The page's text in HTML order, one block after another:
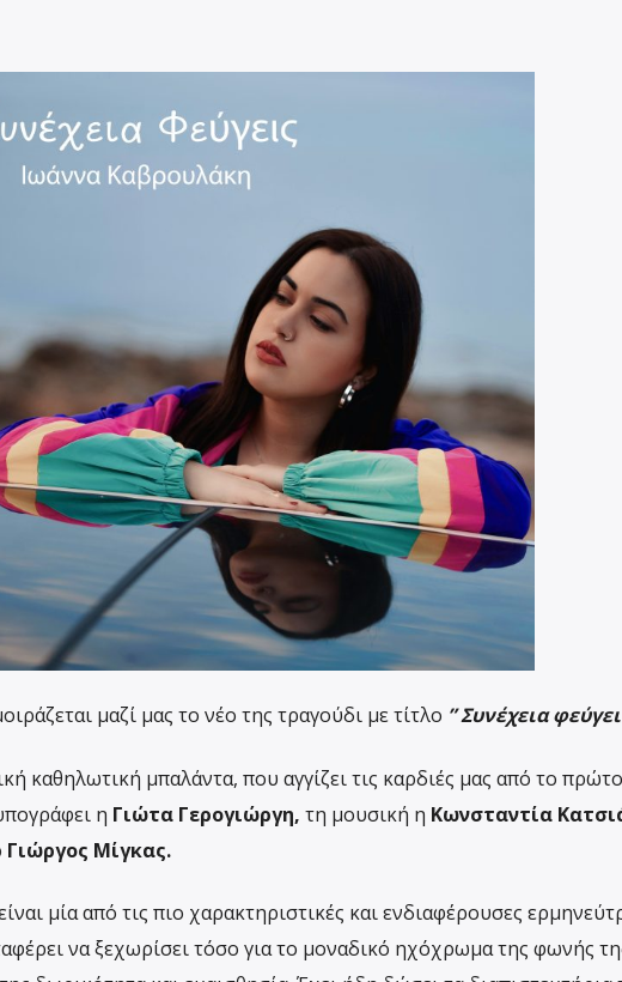
μαζί μας το νέο της τραγούδι με τίτλο ” Συνέχεια
καθηλωτική μπαλάντα, που αγγίζει τις καρδιές μας από το πρώτο
η Γιώτα Γερογιώργη, τη μουσική η Κωνσταντία
Γιώργος Μίγκας.
μία από τις πιο χαρακτηριστικές και ενδιαφέρουσες
να ξεχωρίσει τόσο για το μοναδικό ηχόχρωμα της φωνής